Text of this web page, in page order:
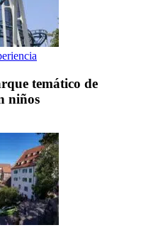
temático de
niños